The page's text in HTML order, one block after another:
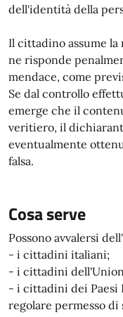
dell'identità della
Il cittadino assume
ne risponde
mendace, come
Se dal controllo
emerge che il
veritiero, il
eventualmente
falsa.
Cosa serve
Possono avvalersi
- i cittadini italiani;
- i cittadini
- i cittadini dei Paesi
regolare permesso